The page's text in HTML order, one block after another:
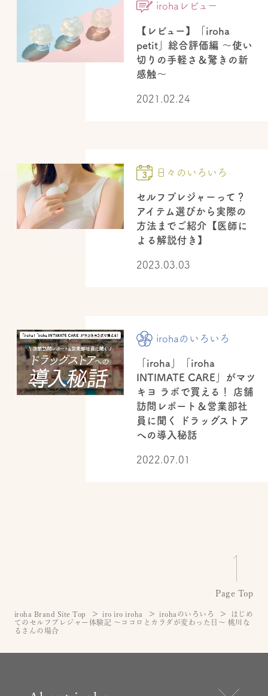
irohaレビュー
【レビュー】「iroha
petit」総合評価編 ～使い
切りの手軽さ＆驚きの新
感触～
2021.02.24
日々のいろいろ
セルフプレジャーって？
アイテム選びから実際の
方法までご紹介【医師に
よる解説付き】
2023.03.03
irohaのいろいろ
「iroha」「iroha
INTIMATE CARE」がマツ
キヨ ラボで買える！ 店舗
訪問レポート＆営業部社
員に聞く ドラッグストア
への導入秘話
2022.07.01
Page Top
iroha Brand Site Top iro iro iroha irohaのいろいろ
はじめ
てのセルフプレジャー体験記 〜ココロとカラダが変わった日〜 桃川な
るさんの場合